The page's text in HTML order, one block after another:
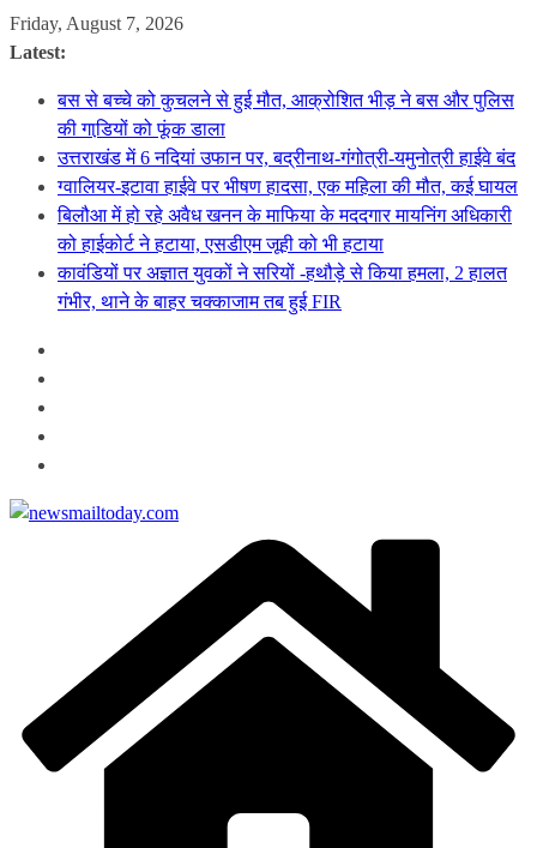
Skip
to
Friday, August 7, 2026
Latest:
बस से बच्चे को कुचलने से हुई मौत, आक्रोशित भीड़ ने बस और पुलिस
की गाडि़यों को फूंक डाला
उत्तराखंड में 6 नदियां उफान पर, बद्रीनाथ-गंगोत्री-यमुनोत्री हाईवे बंद
ग्वालियर-इटावा हाईवे पर भीषण हादसा, एक महिला की मौत, कई घायल
बिलौआ में हो रहे अवैध खनन के माफिया के मददगार मायनिंग अधिकारी
को हाईकोर्ट ने हटाया, एसडीएम जूही को भी हटाया
कावंडियों पर अज्ञात युवकों ने सरियों -हथौड़े से किया हमला, 2 हालत
गंभीर, थाने के बाहर चक्काजाम तब हुई FIR